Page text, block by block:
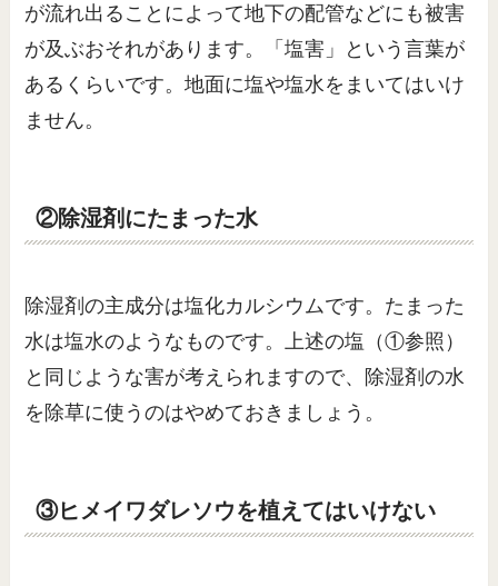
が流れ出ることによって地下の配管などにも被害
が及ぶおそれがあります。「塩害」という言葉が
あるくらいです。地面に塩や塩水をまいてはいけ
ません。
②除湿剤にたまった水
除湿剤の主成分は塩化カルシウムです。たまった
水は塩水のようなものです。上述の塩（①参照）
と同じような害が考えられますので、除湿剤の水
を除草に使うのはやめておきましょう。
③ヒメイワダレソウを植えてはいけない